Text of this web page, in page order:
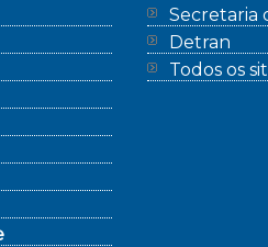
Secretaria
Detran
Todos os